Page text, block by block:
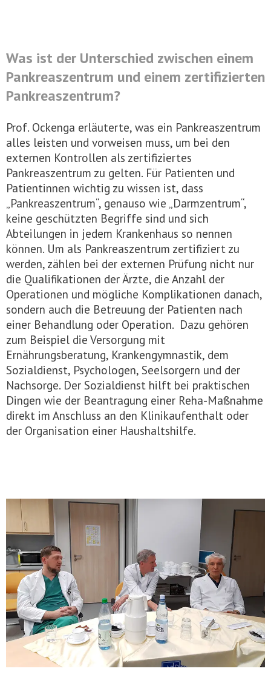
Was ist der Unterschied zwischen einem
Pankreaszentrum und einem zertifizierten
Pankreaszentrum?
Prof. Ockenga erläuterte, was ein Pankreaszentrum
alles leisten und vorweisen muss, um bei den
externen Kontrollen als zertifiziertes
Pankreaszentrum zu gelten. Für Patienten und
Patientinnen wichtig zu wissen ist, dass
„Pankreaszentrum“, genauso wie „Darmzentrum“,
keine geschützten Begriffe sind und sich
Abteilungen in jedem Krankenhaus so nennen
können. Um als Pankreaszentrum zertifiziert zu
werden, zählen bei der externen Prüfung nicht nur
die Qualifikationen der Ärzte, die Anzahl der
Operationen und mögliche Komplikationen danach,
sondern auch die Betreuung der Patienten nach
einer Behandlung oder Operation. Dazu gehören
zum Beispiel die Versorgung mit
Ernährungsberatung, Krankengymnastik, dem
Sozialdienst, Psychologen, Seelsorgern und der
Nachsorge. Der Sozialdienst hilft bei praktischen
Dingen wie der Beantragung einer Reha-Maßnahme
direkt im Anschluss an den Klinikaufenthalt oder
der Organisation einer Haushaltshilfe.